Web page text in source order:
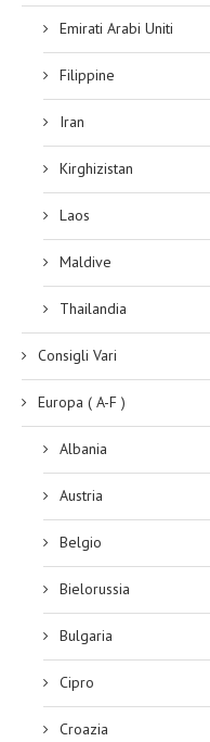
Emirati Arabi Uniti
Filippine
Iran
Kirghizistan
Laos
Maldive
Thailandia
Consigli Vari
Europa ( A-F )
Albania
Austria
Belgio
Bielorussia
Bulgaria
Cipro
Croazia